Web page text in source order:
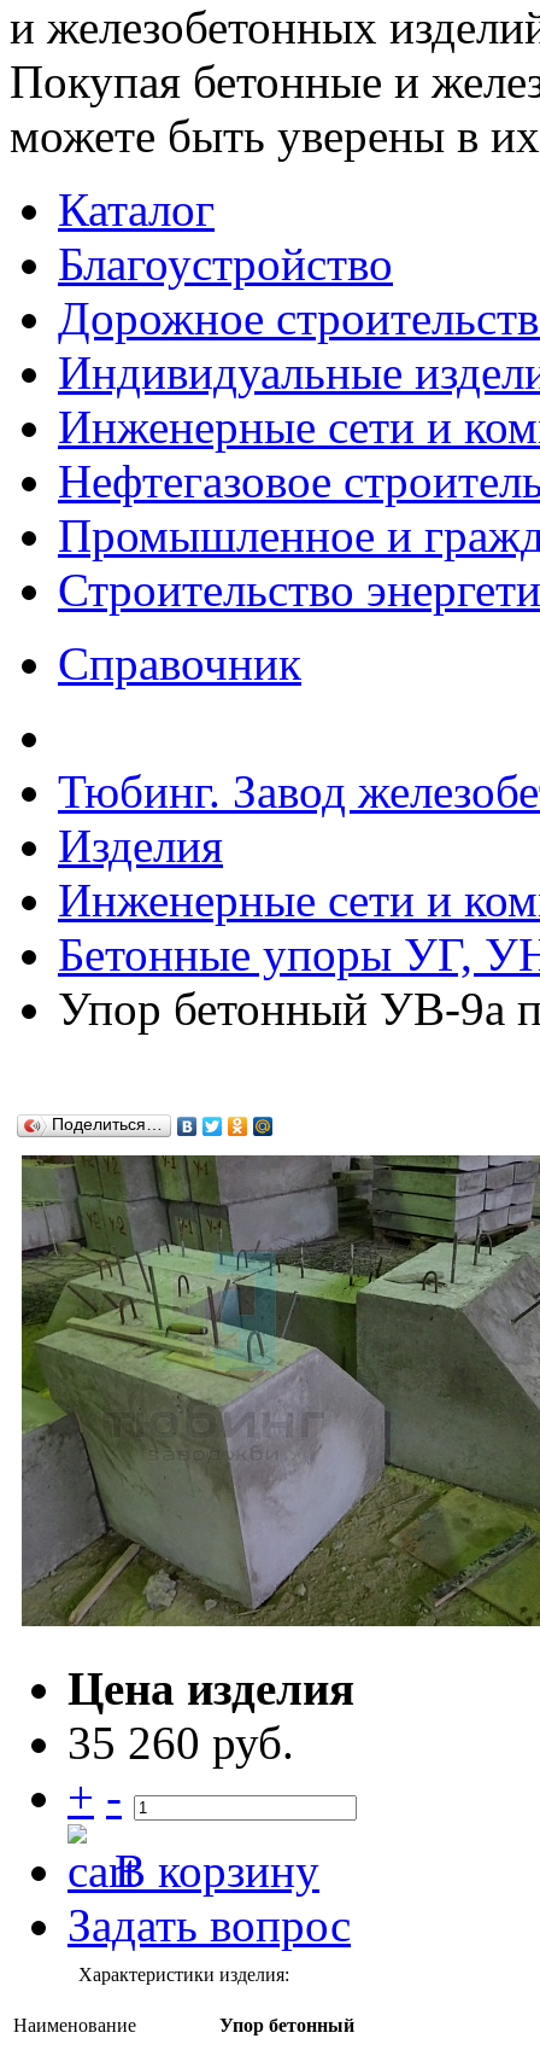
и железобетонных
Покупая бетонные и
можете быть уверены в их
Каталог
Благоустройство
Дорожное
Индивидуальные
Инженерные сети и
Нефтегазовое
Промышленное и
Строительство
Справочник
Тюбинг. Завод
Изделия
Инженерные сети и
Бетонные упоры УГ,
Упор бетонный УВ-9а
Поделиться…
Цена изделия
35 260 руб.
+ -
В корзину
Задать вопрос
Характеристики изделия:
Наименование Упор бетонный